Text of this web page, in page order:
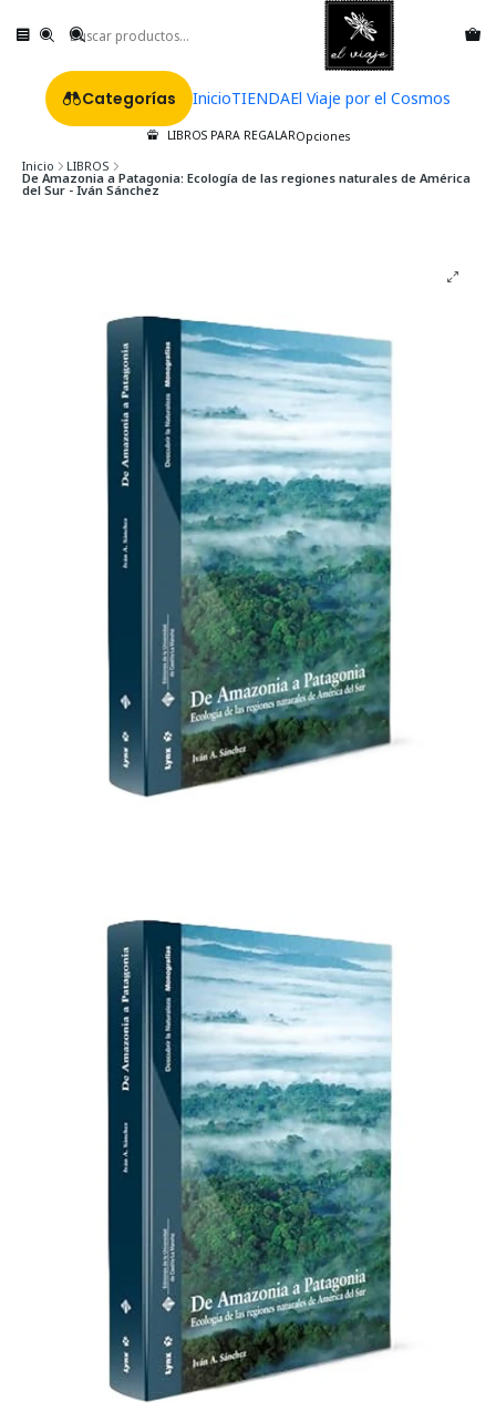
Categorías InicioTIENDAEl Viaje por el Cosmos
LIBROS PARA REGALAROpciones
Inicio LIBROS
De Amazonia a Patagonia: Ecología de las regiones naturales de América
del Sur - Iván Sánchez